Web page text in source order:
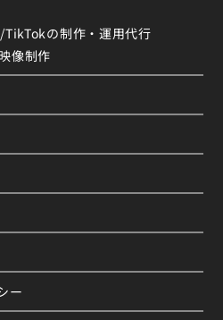
の制作・運用代行
像制作
ー